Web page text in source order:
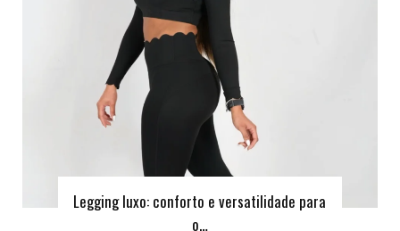
Legging luxo: conforto e versatilidade para
o…